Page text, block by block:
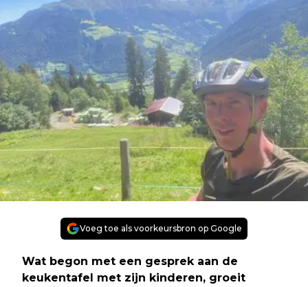
Voeg toe als voorkeursbron op Google
Wat begon met een gesprek aan de
keukentafel met zijn kinderen, groeit